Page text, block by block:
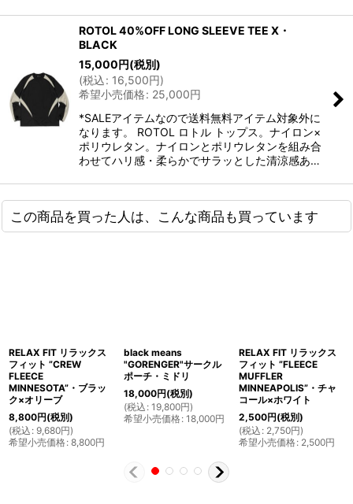
ROTOL 40%OFF LONG SLEEVE TEE X・
BLACK
15,000円(税別)
(税込: 16,500円)
希望小売価格: 25,000円
*SALEアイテムなので送料無料アイテム対象外に
なります。 ROTOL ロトル トップス。ナイロン×
ポリウレタン。ナイロンとポリウレタンを組み合
わせてハリ感・柔らかでサラッとした清涼感あ…
この商品を買った人は、こんな商品も買っています
RELAX FIT リラックス
フィット ”CREW
FLEECE
MINNESOTA”・ブラッ
ク×オリーブ
8,800円(税別)
(税込 : 9,680円)
希望小売価格: 8,800円
black means
"GORENGER"サークル
ポーチ・ミドリ
18,000円(税別)
(税込 : 19,800円)
希望小売価格: 18,000円
RELAX FIT リラックス
フィット ”FLEECE
MUFFLER
MINNEAPOLIS”・チャ
コール×ホワイト
2,500円(税別)
(税込 : 2,750円)
希望小売価格: 2,500円